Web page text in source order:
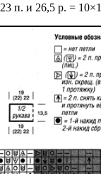
23 п. и 26,5 р. =